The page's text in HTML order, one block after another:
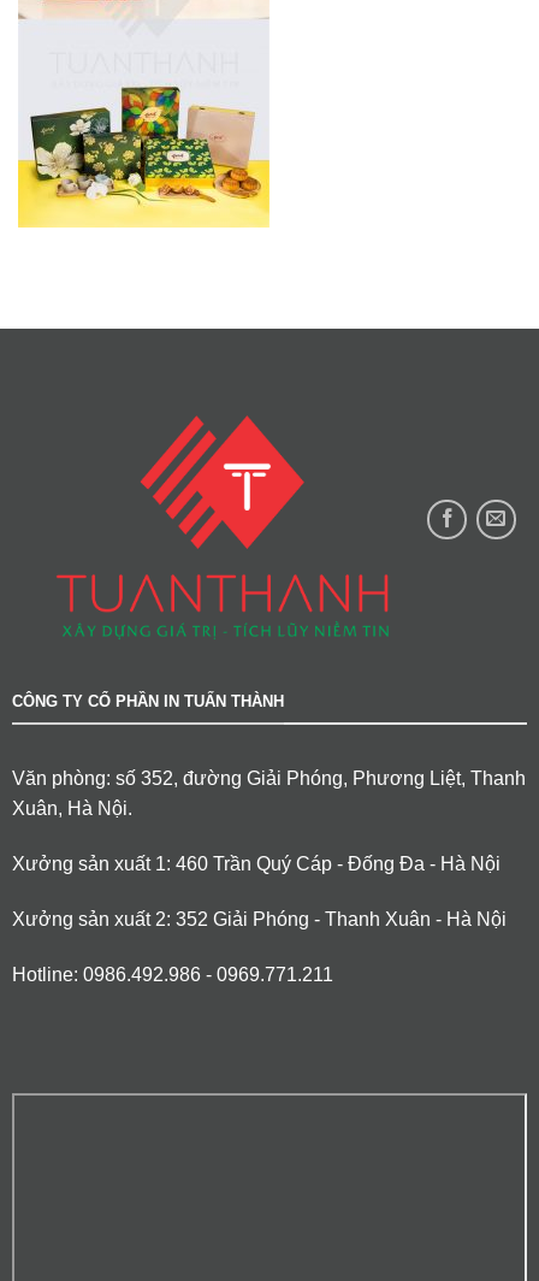
CÔNG TY CỔ PHẦN IN TUẤN THÀNH
Văn phòng: số 352, đường Giải Phóng, Phương Liệt, Thanh
Xuân, Hà Nội.
Xưởng sản xuất 1: 460 Trần Quý Cáp - Đống Đa - Hà Nội
Xưởng sản xuất 2: 352 Giải Phóng - Thanh Xuân - Hà Nội
Hotline: 0986.492.986 - 0969.771.211